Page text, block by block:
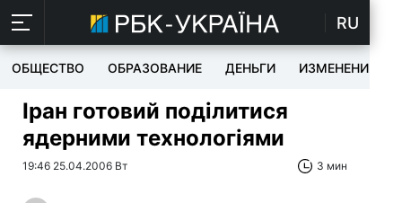
RU
ОБЩЕСТВО ОБРАЗОВАНИЕ ДЕНЬГИ ИЗМЕНЕНИЯ
Іран готовий поділитися
ядерними технологіями
19:46 25.04.2006 Вт 3 мин